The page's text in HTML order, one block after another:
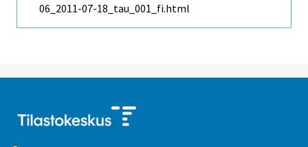
06_2011-07-18_tau_001_fi.html